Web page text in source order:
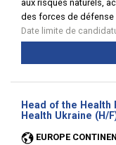
aux risques naturels,
des forces de défense
Date limite de
Head of the
Health Ukraine (H/
EUROPE